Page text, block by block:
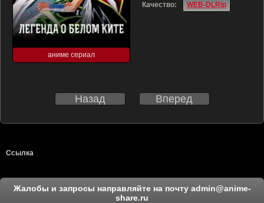
аниме сериал
Качество:
WEB-DLRip
Назад Вперед
Ссылка
Жалобы и запросы направляйте на почту admin@anime-
share.ru